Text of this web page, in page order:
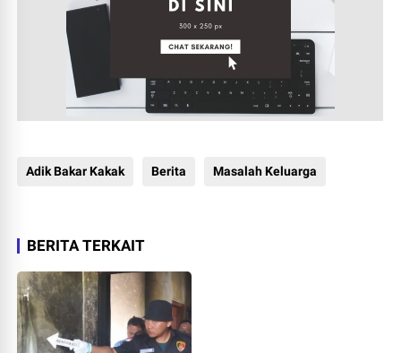
Adik Bakar Kakak Berita Masalah Keluarga
BERITA TERKAIT